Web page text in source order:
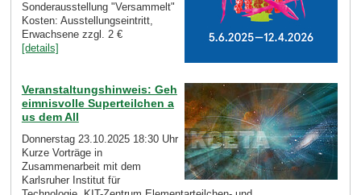
Sonderausstellung "Versammelt"
Kosten: Ausstellungseintritt,
Erwachsene zzgl. 2 €
[details]
Veranstaltungshinweis: Geh
eimnisvolle Superteilchen a
us dem All
Donnerstag 23.10.2025 18:30 Uhr
Kurze Vorträge in
Zusammenarbeit mit dem
Karlsruher Institut für